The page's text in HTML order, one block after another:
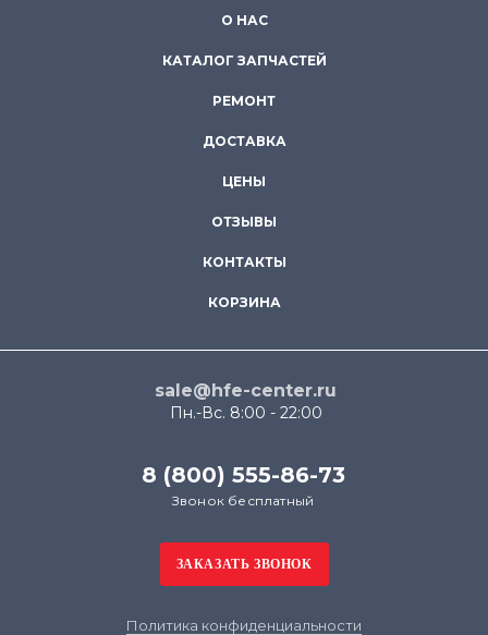
О НАС
КАТАЛОГ ЗАПЧАСТЕЙ
РЕМОНТ
ДОСТАВКА
ЦЕНЫ
ОТЗЫВЫ
КОНТАКТЫ
КОРЗИНА
sale@hfe-center.ru
Пн.-Вс. 8:00 - 22:00
8 (800) 555-86-73
Звонок бесплатный
Политика конфиденциальности